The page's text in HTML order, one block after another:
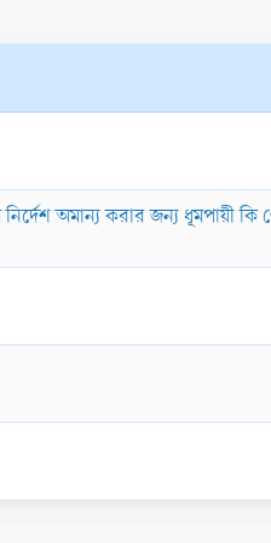
অমান্য করার জন্য ধূমপায়ী কি